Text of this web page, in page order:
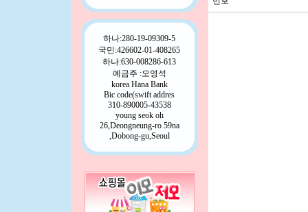
하나:280-19-09309-5
국민:426602-01-408265
하나:630-008286-613
예금주 :오영석
korea Hana Bank
Bic code(swift addres
310-890005-43538
young seok oh
26,Deongneung-ro 59na
,Dobong-gu,Seoul